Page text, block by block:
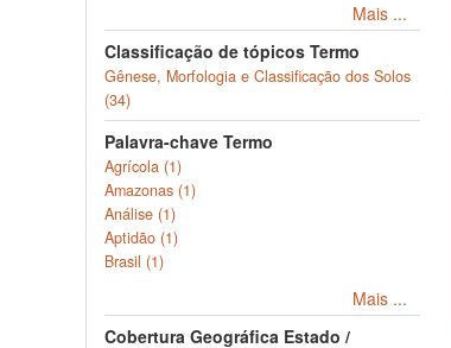
Mais ...
Classificação de tópicos Termo
Gênese, Morfologia e Classificação dos Solos
(34)
Palavra-chave Termo
Agrícola (1)
Amazonas (1)
Análise (1)
Aptidão (1)
Brasil (1)
Mais ...
Cobertura Geográfica Estado /